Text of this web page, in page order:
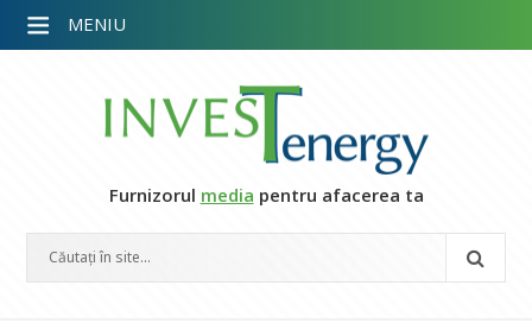
Furnizorul media pentru afacerea ta
MENIU